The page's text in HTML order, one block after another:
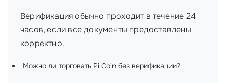
Верификация обычно проходит в течение 24
часов, если все документы предоставлены
корректно.
Можно ли торговать Pi Coin без верификации?